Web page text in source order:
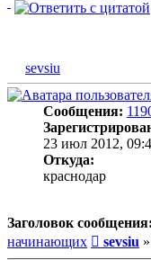
sevsiu
Сообщения:
23 июл 2012,
Откуда:
краснодар
Заголовок сообщения:
начинающих
sevsiu »